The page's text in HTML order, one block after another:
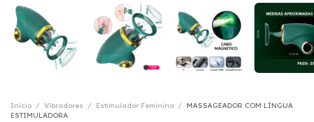
Início / Vibradores / Estimulador Feminino /
MASSAGEADOR COM LÍNGUA
ESTIMULADORA